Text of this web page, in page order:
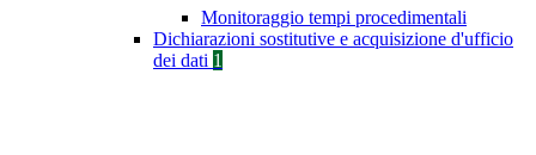
Monitoraggio tempi procedimentali
Dichiarazioni sostitutive e acquisizione d'ufficio
dei dati 1